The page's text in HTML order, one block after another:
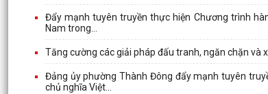
Đẩy mạnh tuyên truyền thực hiện Chương trình
Nam trong...
Tăng cường các giải pháp đấu tranh, ngăn chặn
Đảng ủy phường Thành Đông đẩy mạnh tuyên
chủ nghĩa Việt...